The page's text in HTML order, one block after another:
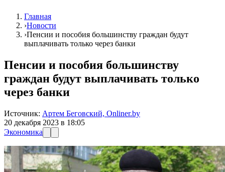
Главная
›Новости
›Пенсии и пособия большинству граждан будут
выплачивать только через банки
Пенсии и пособия большинству
граждан будут выплачивать только
через банки
Источник: Артем Беговский, Onliner.by
20 декабря 2023 в 18:05
Экономика